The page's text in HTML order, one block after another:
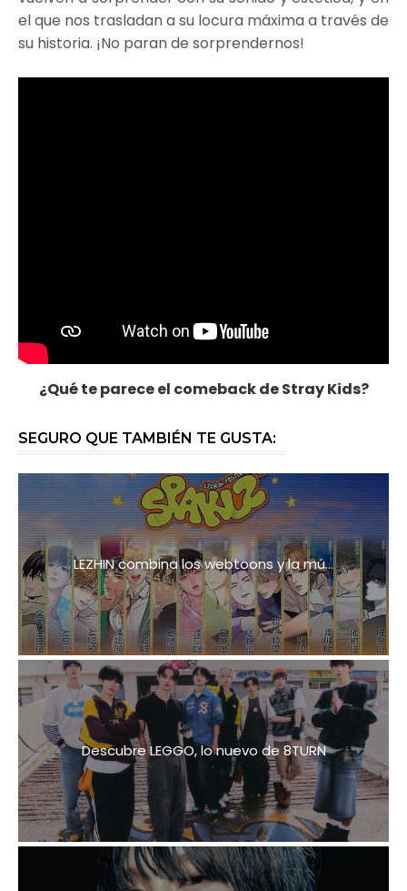
el que nos trasladan a su locura máxima a través de
su historia. ¡No paran de sorprendernos!
¿Qué te parece el comeback de Stray Kids?
SEGURO QUE TAMBIÉN TE GUSTA:
LEZHIN combina los webtoons y la mú...
Descubre LEGGO, lo nuevo de 8TURN